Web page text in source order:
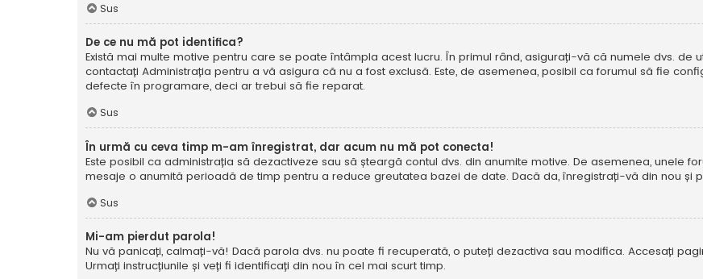
Sus
De ce nu mă pot identifica?
Există mai multe motive pentru care se poate întâmpla acest lucru. În primul rând, asigurați-vă că numele dvs. de
contactați Administrația pentru a vă asigura că nu a fost exclusă. Este, de asemenea, posibil ca forumul să fie
defecte în programare, deci ar trebui să fie reparat.
Sus
În urmă cu ceva timp m-am înregistrat, dar acum nu mă pot conecta!
Este posibil ca administrația să dezactiveze sau să șteargă contul dvs. din anumite motive. De asemenea, unele
mesaje o anumită perioadă de timp pentru a reduce greutatea bazei de date. Dacă da, înregistrați-vă din nou și
Sus
Mi-am pierdut parola!
Nu vă panicați, calmați-vă! Dacă parola dvs. nu poate fi recuperată, o puteți dezactiva sau modifica. Accesați
Urmați instrucțiunile și veți fi identificați din nou în cel mai scurt timp.